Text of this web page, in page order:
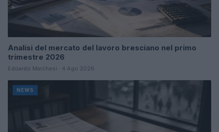
Analisi del mercato del lavoro bresciano nel primo
trimestre 2026
Edoardo Marchesi · 4 Ago 2026
NEWS